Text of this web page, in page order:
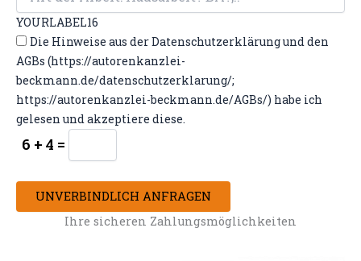
YOURLABEL16
Die Hinweise aus der Datenschutzerklärung und den
AGBs (https://autorenkanzlei-
beckmann.de/datenschutzerklarung/;
https://autorenkanzlei-beckmann.de/AGBs/) habe ich
gelesen und akzeptiere diese.
6 + 4 =
UNVERBINDLICH ANFRAGEN
Ihre sicheren Zahlungsmöglichkeiten